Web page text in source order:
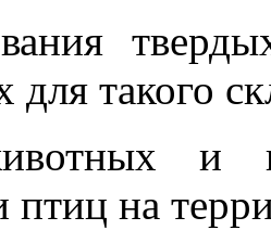
такого
и
на